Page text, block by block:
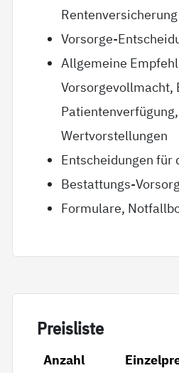
Rentenversicherung
Vorsorge-
Allgemeine
Vorsorgevollmacht,
Patientenverfügung,
Wertvorstellungen
Entscheidungen für
Bestattungs-
Formulare,
Preis­lis­te
Anzahl